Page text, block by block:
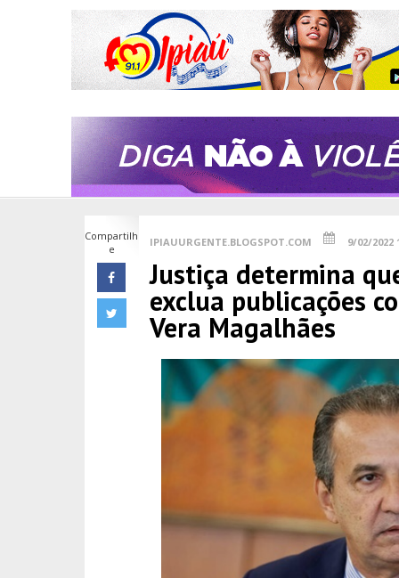
Compartilh
e
IPIAUURGENTE.BLOGSPOT.COM 9/02/2022
Justiça determina
exclua publicações
Vera Magalhães